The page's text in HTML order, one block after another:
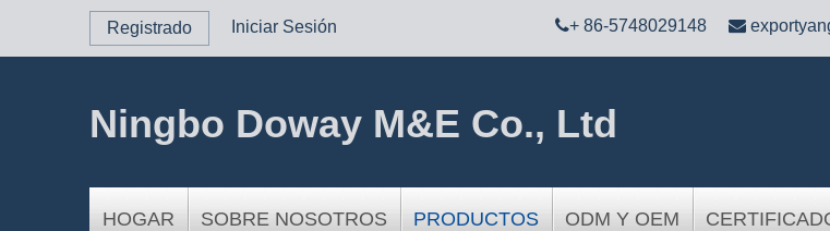
Registrado Iniciar Sesión + 86-5748029148 
Ningbo Doway M&E Co., Ltd
HOGAR SOBRE NOSOTROS PRODUCTOS ODM Y OEM